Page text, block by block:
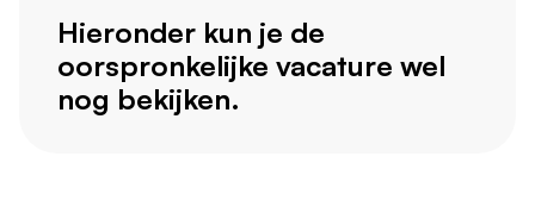
Hieronder kun je de
oorspronkelijke vacature wel
nog bekijken.